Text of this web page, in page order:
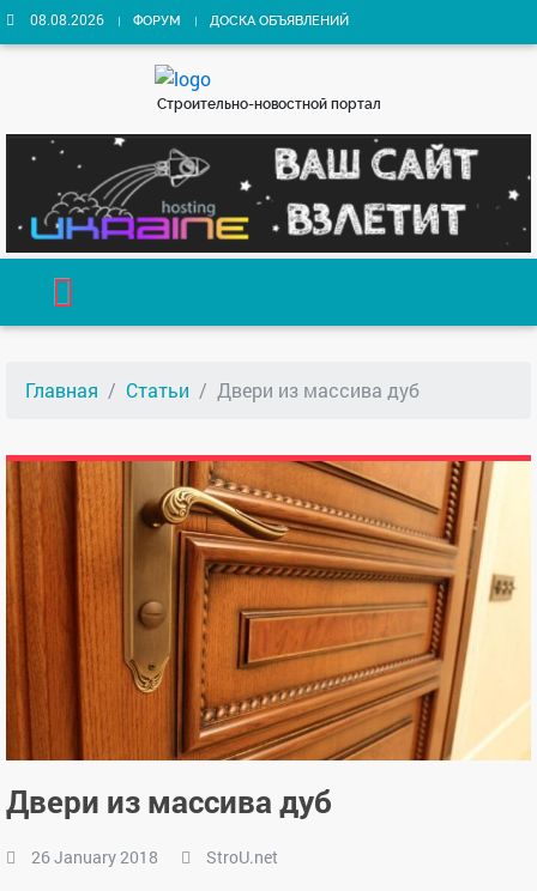
08.08.2026 ФОРУМ ДОСКА ОБЪЯВЛЕНИЙ
Строительно-новостной портал
Главная Статьи Двери из массива дуб
Двери из массива дуб
26 January 2018 StroU.net